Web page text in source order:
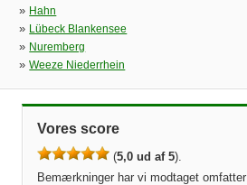
» Hahn
» Lübeck Blankensee
» Nuremberg
»Weeze Niederrhein
Vores score
(5,0 ud af 5).
Bemærkninger har vi modtaget omfatter